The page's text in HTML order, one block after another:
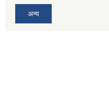
अन्य